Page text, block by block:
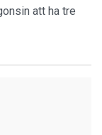
att ha tre